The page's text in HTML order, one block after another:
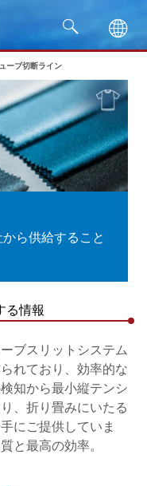
ーブ切断ライン
ら供給すること
る情報
ブスリットシステム
れており、効率的な
知から最小縦テンシ
、折り畳みにいたる
にご提供していま
と最高の効率。